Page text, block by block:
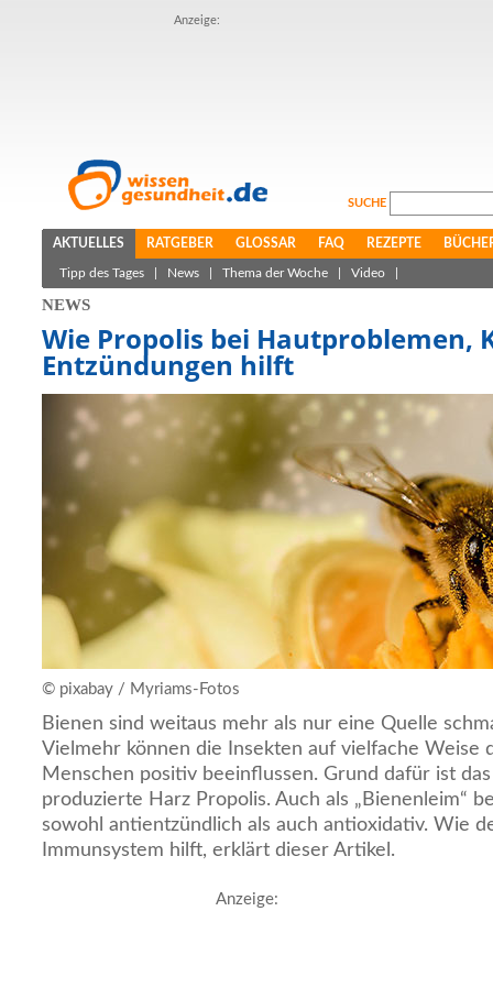
Anzeige:
SUCHE
AKTUELLES RATGEBER GLOSSAR FAQ REZEPTE
Tipp des Tages News Thema der Woche Video
NEWS
Wie Propolis bei Hautproblemen,
Entzündungen hilft
© pixabay / Myriams-Fotos
Bienen sind weitaus mehr als nur eine Quelle
Vielmehr können die Insekten auf vielfache Weise
Menschen positiv beeinflussen. Grund dafür ist
produzierte Harz Propolis. Auch als „Bienenleim“
sowohl antientzündlich als auch antioxidativ. Wie
Immunsystem hilft, erklärt dieser Artikel.
Anzeige: